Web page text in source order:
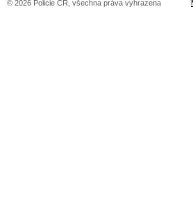
© 2026 Policie ČR, všechna práva vyhrazena